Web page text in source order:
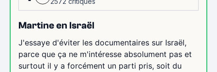
Martine en Israël
J'essaye d'éviter les documentaires sur Israël,
parce que ça ne m'intéresse absolument pas et
surtout il y a forcément un parti pris, soit du